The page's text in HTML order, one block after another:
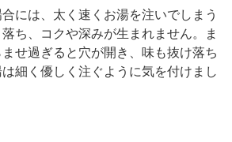
には、太く速くお湯を注いでしまう
ち、コクや深みが生まれません。ま
せ過ぎると穴が開き、味も抜け落ち
細く優しく注ぐように気を付けまし